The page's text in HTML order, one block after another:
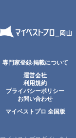
専門家登録·掲載について
運営会社
利用規約
プライバシーポリシー
お問い合わせ
マイベストプロ 全国版